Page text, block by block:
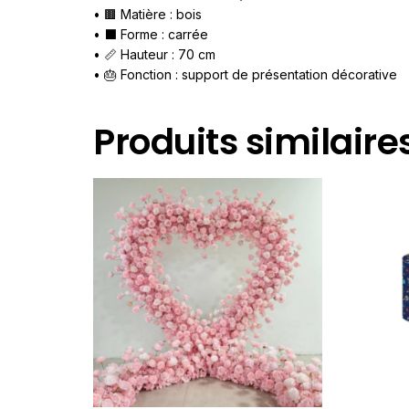
• 🟫 Matière : bois
• ⬛ Forme : carrée
• 📏 Hauteur : 70 cm
• 🎂 Fonction : support de présentation décorative
Produits